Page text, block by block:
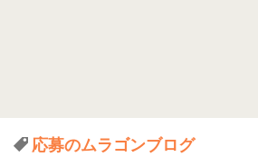
応募のムラゴンブログ